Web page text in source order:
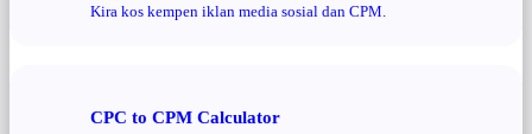
Kira kos kempen iklan media sosial dan CPM.
CPC to CPM Calculator